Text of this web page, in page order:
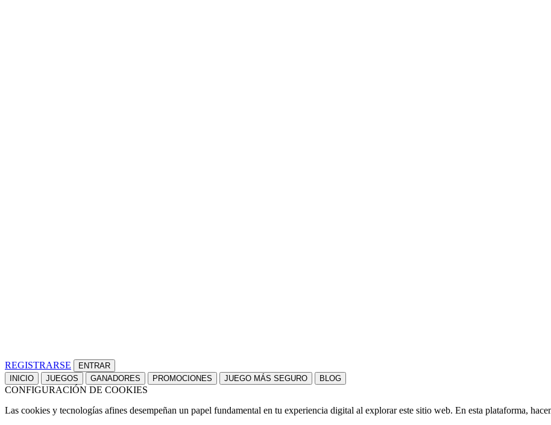
REGISTRARSE
INICIO JUEGOS GANADORES PROMOCIONES JUEGO MÁS SEGURO BLOG
CONFIGURACIÓN DE COOKIES
Las cookies y tecnologías afines desempeñan un papel fundamental en tu experiencia digital al explorar este sitio web. En esta plataforma,